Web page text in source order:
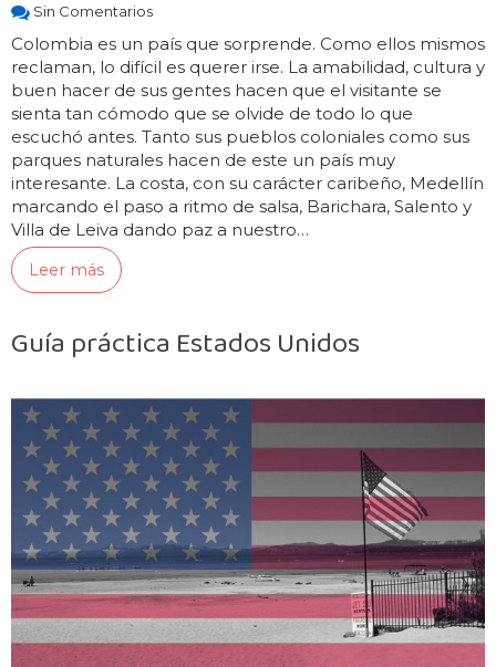
Sin Comentarios
Colombia es un país que sorprende. Como ellos mismos
reclaman, lo difícil es querer irse. La amabilidad, cultura y
buen hacer de sus gentes hacen que el visitante se
sienta tan cómodo que se olvide de todo lo que
escuchó antes. Tanto sus pueblos coloniales como sus
parques naturales hacen de este un país muy
interesante. La costa, con su carácter caribeño, Medellín
marcando el paso a ritmo de salsa, Barichara, Salento y
Villa de Leiva dando paz a nuestro…
Leer más
Guía práctica Estados Unidos